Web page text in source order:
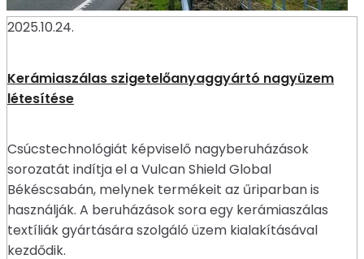
2025.10.24.
Kerámiaszálas szigetelőanyaggyártó nagyüzem
létesítése
Csúcstechnológiát képviselő nagyberuházások
sorozatát indítja el a Vulcan Shield Global
Békéscsabán, melynek termékeit az űriparban is
használják. A beruházások sora egy kerámiaszálas
textíliák gyártására szolgáló üzem kialakításával
kezdődik.